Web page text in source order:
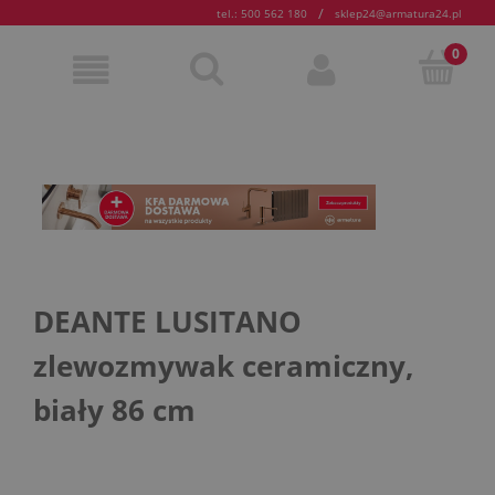
tel.: 500 562 180 / sklep24@armatura24.pl
DEANTE LUSITANO
zlewozmywak ceramiczny,
biały 86 cm